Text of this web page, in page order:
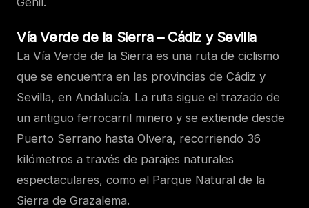
Vía Verde de la Sierra – Cádiz y Sevilla
La Vía Verde de la Sierra es una ruta de ciclismo
que se encuentra en las provincias de Cádiz y
Sevilla, en Andalucía. La ruta sigue el trazado de
un antiguo ferrocarril minero y se extiende desde
Puerto Serrano hasta Olvera, recorriendo 36
kilómetros a través de parajes naturales
espectaculares, como el Parque Natural de la
Sierra de Grazalema.